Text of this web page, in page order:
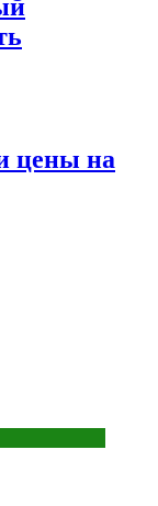
цены на